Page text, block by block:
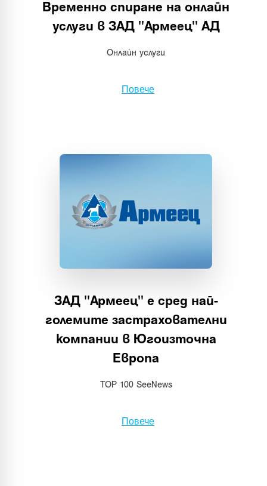
Временно спиране на онлайн
услуги в ЗАД "Армеец" АД
Онлайн услуги
Повече
ЗАД "Армеец" е сред най-
големите застрахователни
компании в Югоизточна
Европа
TOP 100 SeeNews
Повече